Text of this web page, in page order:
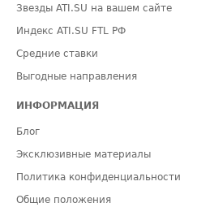
Звезды ATI.SU на вашем сайте
Индекс ATI.SU FTL РФ
Средние ставки
Выгодные направления
ИНФОРМАЦИЯ
Блог
Эксклюзивные материалы
Политика конфиденциальности
Общие положения